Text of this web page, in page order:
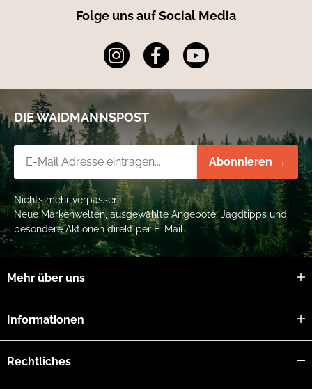
Folge uns auf Social Media
DIE WAIDMANNSPOST
Abonnieren →
Nichts mehr verpassen!
Neue Markenwelten, ausgewählte Angebote, Jagdtipps und
besondere Aktionen direkt per E-Mail.
Mehr über uns
Informationen
Rechtliches